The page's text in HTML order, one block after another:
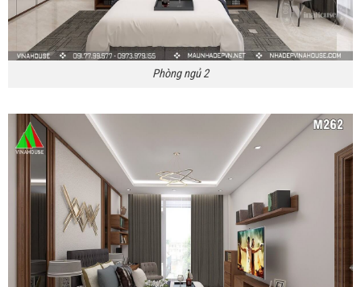
Phòng ngủ 2